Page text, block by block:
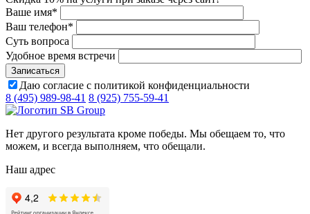
Ваше имя*
Ваш телефон*
Суть вопроса
Удобное время встречи
Даю согласие с политикой конфиденциальности
8 (495) 989-98-41 8 (925) 755-59-41
Нет другого результата кроме победы. Мы обещаем то, что
можем, и всегда выполняем, что обещали.
Наш адрес